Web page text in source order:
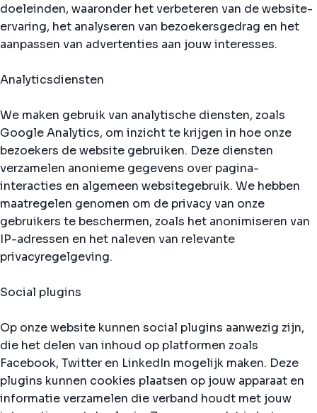
doeleinden, waaronder het verbeteren van de website-
ervaring, het analyseren van bezoekersgedrag en het
aanpassen van advertenties aan jouw interesses.
Analyticsdiensten
We maken gebruik van analytische diensten, zoals
Google Analytics, om inzicht te krijgen in hoe onze
bezoekers de website gebruiken. Deze diensten
verzamelen anonieme gegevens over pagina-
interacties en algemeen websitegebruik. We hebben
maatregelen genomen om de privacy van onze
gebruikers te beschermen, zoals het anonimiseren van
IP-adressen en het naleven van relevante
privacyregelgeving.
Social plugins
Op onze website kunnen social plugins aanwezig zijn,
die het delen van inhoud op platformen zoals
Facebook, Twitter en LinkedIn mogelijk maken. Deze
plugins kunnen cookies plaatsen op jouw apparaat en
informatie verzamelen die verband houdt met jouw